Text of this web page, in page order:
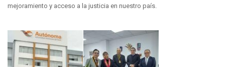
mejoramiento y acceso a la justicia en nuestro país.